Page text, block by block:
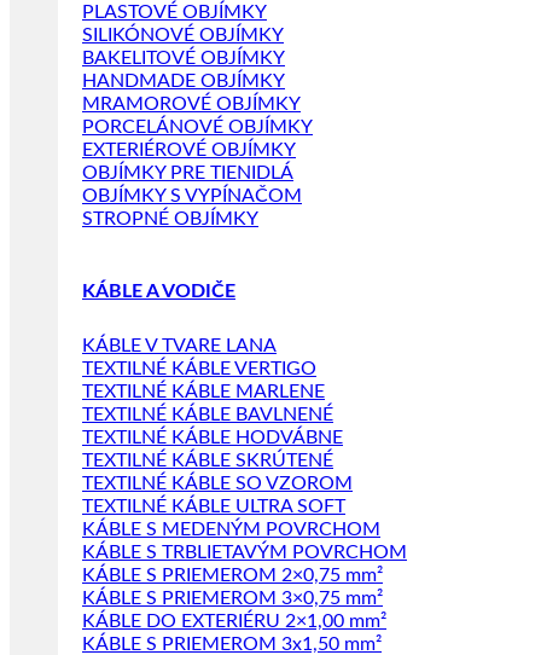
PLASTOVÉ OBJÍMKY
SILIKÓNOVÉ OBJÍMKY
BAKELITOVÉ OBJÍMKY
HANDMADE OBJÍMKY
MRAMOROVÉ OBJÍMKY
PORCELÁNOVÉ OBJÍMKY
EXTERIÉROVÉ OBJÍMKY
OBJÍMKY PRE TIENIDLÁ
OBJÍMKY S VYPÍNAČOM
STROPNÉ OBJÍMKY
KÁBLE A VODIČE
KÁBLE V TVARE LANA
TEXTILNÉ KÁBLE VERTIGO
TEXTILNÉ KÁBLE MARLENE
TEXTILNÉ KÁBLE BAVLNENÉ
TEXTILNÉ KÁBLE HODVÁBNE
TEXTILNÉ KÁBLE SKRÚTENÉ
TEXTILNÉ KÁBLE SO VZOROM
TEXTILNÉ KÁBLE ULTRA SOFT
KÁBLE S MEDENÝM POVRCHOM
KÁBLE S TRBLIETAVÝM POVRCHOM
KÁBLE S PRIEMEROM 2×0,75 mm²
KÁBLE S PRIEMEROM 3×0,75 mm²
KÁBLE DO EXTERIÉRU 2×1,00 mm²
KÁBLE S PRIEMEROM 3x1,50 mm²